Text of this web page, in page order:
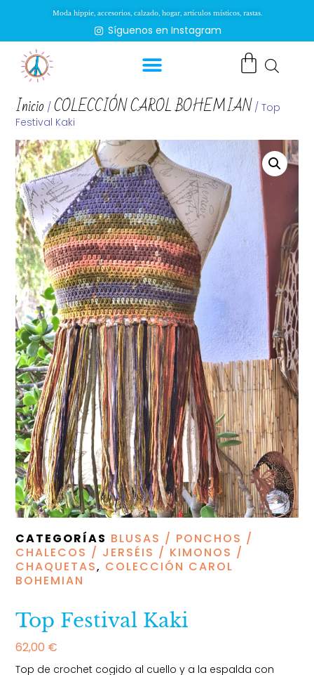
Moda hippie, accesorios, calzado, hogar, artículos místicos, rastas.
Síguenos en Instagram
Inicio /COLECCIÓN CAROL BOHEMIAN / Top
Festival Kaki
CATEGORÍAS BLUSAS / PONCHOS /
CHALECOS / JERSÉIS / KIMONOS /
CHAQUETAS, COLECCIÓN CAROL
BOHEMIAN
Top Festival Kaki
62,00 €
Top de crochet cogido al cuello y a la espalda con